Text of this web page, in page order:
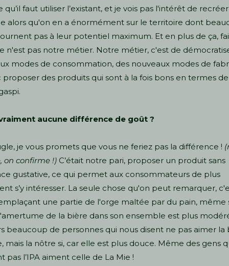
qu’il faut utiliser l’existant, et je vois pas l'intérêt de
alors qu'on en a énormément sur le territoire dont
pas à leur potentiel maximum. Et en plus de ça,
n'est pas notre métier. Notre métier, c'est de
modes de consommation, des nouveaux modes de
des produits qui sont à la fois bons en termes
vraiment aucune différence de goût ?
je vous promets que vous ne feriez pas la différence !
on confirme !) C’était notre pari, proposer un produit sans
gustative, ce qui permet aux consommateurs de plus
s’y intéresser. La seule chose qu'on peut remarquer,
une partie de l'orge maltée par du pain, même
de la bière dans son ensemble est plus
beaucoup de personnes qui nous disent ne pas aimer la
mais la nôtre si, car elle est plus douce. Même des gens
pas l’IPA aiment celle de La Mie !